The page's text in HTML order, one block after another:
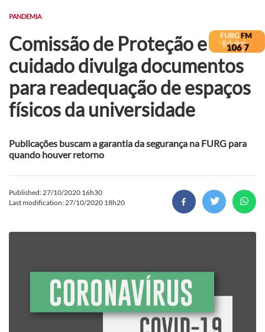
PANDEMIA
Comissão de Proteção e
cuidado divulga documentos
para readequação de espaços
físicos da universidade
Publicações buscam a garantia da segurança na FURG para
quando houver retorno
Published: 27/10/2020 16h30
Last modification: 27/10/2020 18h20